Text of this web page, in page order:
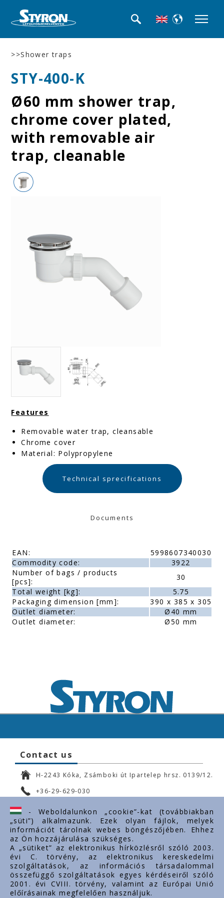
>>Shower traps
STY-400-K
Ø60 mm shower trap,
chrome cover plated,
with removable air
trap, cleanable
Features
Removable water trap, cleansable
Chrome cover
Material: Polypropylene
Technical sprecifications
Documents
EAN:
5998607340030
Commodity code:
3922
Number of bags / products
[pcs]:
30
Total weight [kg]:
5.75
Packaging dimension [mm]:
390 x 385 x 305
Outlet diameter:
Ø40 mm
Outlet diameter:
Ø50 mm
Contact us
H-2243 Kóka, Zsámboki út Ipartelep hrsz. 0139/12.
+36-29-629-030
ertekesites@styron.hu
export@styron.hu
www.styron.hu
Important links
- Weboldalunkon „cookie”-kat (továbbiakban
„süti”) alkalmazunk. Ezek olyan fájlok, melyek
információt tárolnak webes böngészőjében. Ehhez
az Ön hozzájárulása szükséges.
A „sütiket” az elektronikus hírközlésről szóló 2003.
évi C. törvény, az elektronikus kereskedelmi
szolgáltatások, az információs társadalommal
összefüggő szolgáltatások egyes kérdéseiről szóló
2001. évi CVIII. törvény, valamint az Európai Unió
előírásainak megfelelően használjuk.